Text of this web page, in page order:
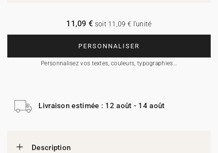
PERSONNALISER
Personnalisez vos textes, couleurs, typographies…
11,09 € soit 11,09 € l'unité
Livraison estimée : 12 août - 14 août
Description